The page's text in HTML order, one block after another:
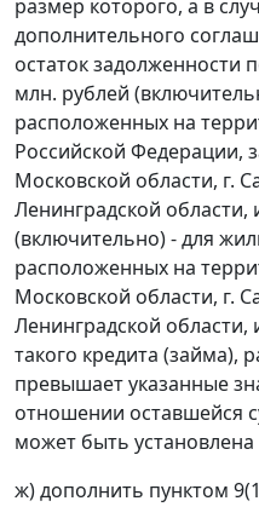
размер которого, а в
дополнительного
остаток задолженности
млн. рублей
расположенных на
Российской Федерации,
Московской области, г.
Ленинградской области,
(включительно) - для
расположенных на
Московской области, г.
Ленинградской
такого кредита (займа),
превышает указанные
отношении оставшейся
может быть
ж) дополнить пунктом